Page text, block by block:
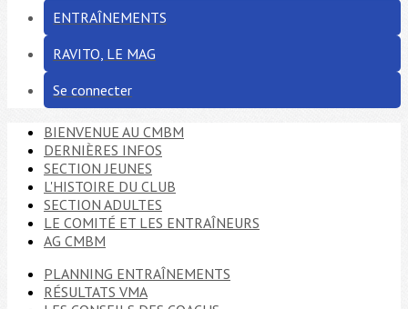
ENTRAÎNEMENTS
RAVITO, LE MAG
Se connecter
BIENVENUE AU CMBM
DERNIÈRES INFOS
SECTION JEUNES
L'HISTOIRE DU CLUB
SECTION ADULTES
LE COMITÉ ET LES ENTRAÎNEURS
AG CMBM
PLANNING ENTRAÎNEMENTS
RÉSULTATS VMA